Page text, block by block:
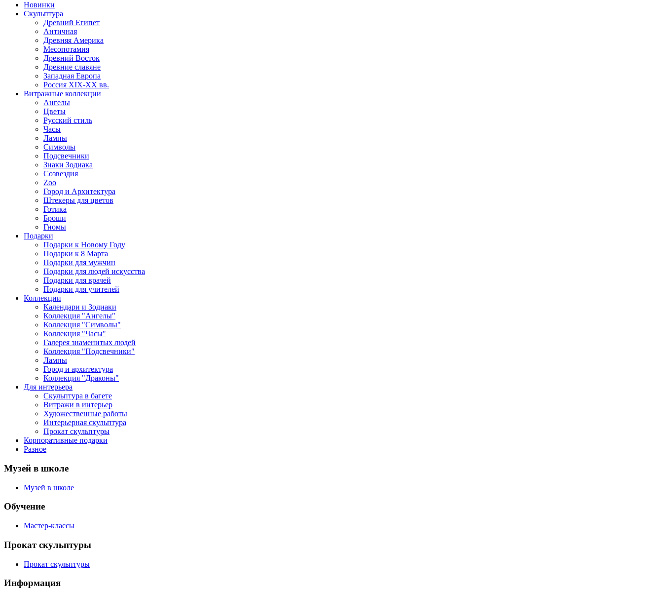
Новинки
Скульптура
Древний Египет
Античная
Древняя Америка
Месопотамия
Древний Восток
Древние славяне
Западная Европа
Россия XIX-XX вв.
Витражные коллекции
Ангелы
Цветы
Русский стиль
Часы
Лампы
Символы
Подсвечники
Знаки Зодиака
Созвездия
Zoo
Город и Архитектура
Штекеры для цветов
Готика
Броши
Гномы
Подарки
Подарки к Новому Году
Подарки к 8 Марта
Подарки для мужчин
Подарки для людей искусства
Подарки для врачей
Подарки для учителей
Коллекции
Календари и Зодиаки
Коллекция "Ангелы"
Коллекция "Символы"
Коллекция "Часы"
Галерея знаменитых людей
Коллекция "Подсвечники"
Лампы
Город и архитектура
Коллекция "Драконы"
Для интерьера
Скульптура в багете
Витражи в интерьер
Художественные работы
Интерьерная скульптура
Прокат скульптуры
Корпоративные подарки
Разное
Музей в школе
Музей в школе
Обучение
Мастер-классы
Прокат скульптуры
Прокат скульптуры
Информация